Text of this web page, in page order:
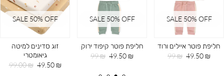
SALE 50% OFF
זוג סדינים למיטה
גיאומטרי
מחיר
49.50 ₪
מחיר
99.00 ₪
SALE 50% OFF
חליפת פוטר קיפוד ירוק
מחיר
49.50 ₪
מחיר
99 ₪
SALE 50% OFF
חליפת פוטר איילים ורוד
מחיר
49.50 ₪
מחיר
99 ₪